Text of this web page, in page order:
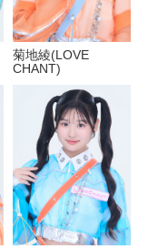
菊地綾(LOVE
CHANT)